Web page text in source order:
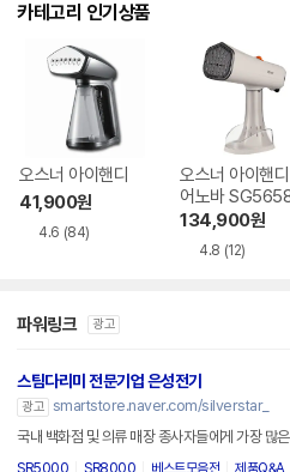
카테고리 인기상품
오스너 아이핸디
41,900원
4.6 (84)
오스너 아이핸디
어노바
X
134,900원
4.8 (12)
파워링크 광고
스팀다리미 전문기업 은성전기
광고 smartstore.naver.com/silverstar_
국내 백화점 및 의류 매장 종사자들에게 가장 많